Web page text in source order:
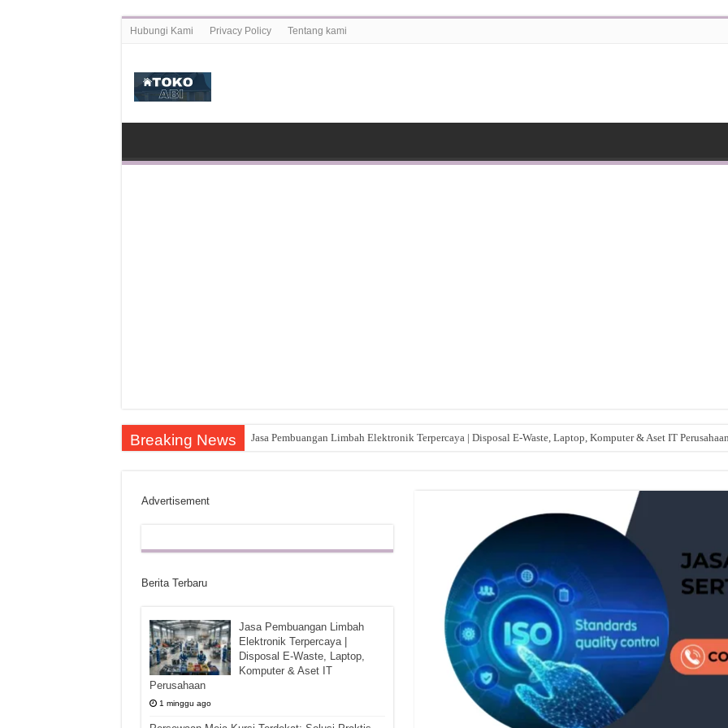
Hubungi Kami Privacy Policy Tentang kami
Breaking News Jasa Pembuangan Limbah Elektronik Terpercaya | Disposal E-Waste, Laptop, Komputer & Aset IT
Advertisement
Berita Terbaru
Jasa Pembuangan Limbah
Elektronik Terpercaya |
Disposal E-Waste, Laptop,
Komputer & Aset IT
Perusahaan
1 minggu ago